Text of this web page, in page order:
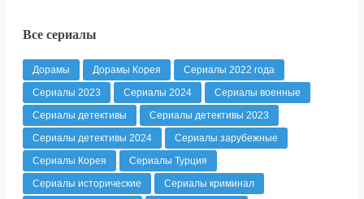
Все сериалы
Дорамы Дорамы Корея
Сериалы 2022 года
Сериалы 2023
Сериалы 2024
Сериалы военные
Сериалы детективы
Сериалы детективы 2023
Сериалы детективы 2024
Сериалы зарубежные
Сериалы Корея
Сериалы Турция
Сериалы исторические
Сериалы криминал